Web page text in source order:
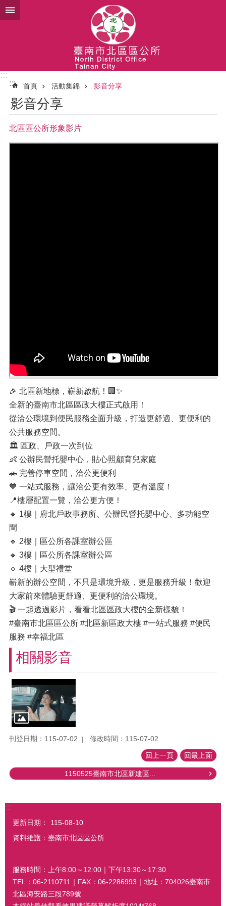
跳到主要內容區塊
:::
:::
首頁 活動集錦 影音分享
影音分享
北區區公所形象影片
🎉 北區新地標，嶄新啟航！🏢✨
全新的臺南市北區區政大樓正式啟用！
從洽公環境到便民服務全面升級，打造更舒適、更便利的
公共服務空間。
🏛️ 區政、戶政一次到位
👶 公辦民營托嬰中心，貼心照顧育兒家庭
🚗 完善停車空間，洽公更便利
💙 一站式服務，讓洽公更有效率、更有溫度！
📍樓層配置一覽，洽公更方便！
🔹 1樓｜府北戶政事務所、公辦民營托嬰中心、多功能空
間
🔹 2樓｜區公所各課室辦公區
🔹 3樓｜區公所各課室辦公區
🔹 4樓｜大型禮堂
嶄新的辦公空間，不只是環境升級，更是服務升級！歡迎
大家前來體驗更舒適、更便利的洽公環境。
🎬 一起透過影片，看看北區區政大樓的全新樣貌！
#臺南市北區區公所 #北區新區政大樓 #一站式服務 #便民
服務 #幸福北區
相關影音
刊登日期：115-07-02 修改時間：115-07-02
回上一頁 回最上面
1150525臺南市北區新建區...
:::
更新日期：
115-08-10
資料維護：臺南市北區區公所
服務時間：上午8:00～12:00｜下午13:30～17:30
TEL：06-2110711｜FAX：06-2286993｜地址：704026臺南市
北區海安路三段789號